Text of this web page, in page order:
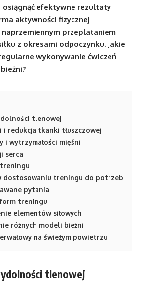
osiągnąć efektywne rezultaty
aktywności fizycznej
przeplataniem
z okresami odpoczynku. Jakie
wykonywanie ćwiczeń
tlenowej
i redukcja tkanki tłuszczowej
i wytrzymałości mięśni
serca
dostosowaniu treningu do potrzeb
pytania
treningu
elementów siłowych
różnych modeli bieżni
na świeżym powietrzu
tlenowej